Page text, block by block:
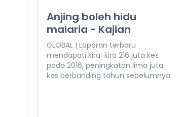
Anjing boleh hidu
malaria - Kajian
GLOBAL | Laporan terbaru
mendapati kira-kira 216 juta kes
pada 2016, peningkatan lima juta
kes berbanding tahun sebelumnya.